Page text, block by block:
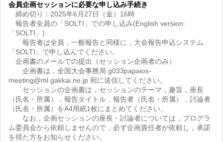
会員企画セッションに必要な申し込み手続き
締め切り：2025年6月27日（金）16時
報告者全員の「SOLTI」での申し込み(English version:
「SOLTI」)
報告者は全員，一般報告と同様に，大会報告申込システム
「SOLTI」で申し込んでください。
企画書のメールでの提出（セッション企画者のみ）
企画書は，全国大会事務局 g033papaios-
meeting@ml.gakkai.ne.jp 宛に送信してください。
セッションの企画書は，セッションのテーマ，趣旨，座長
（氏名・所属），報告タイトル，報告者（氏名・所属），討論者
（氏名・所属）をA4用紙1枚にまとめてください。
なお，企画セッションの座長・討論者については，プログラ
ム委員会から依頼しませんので，必ず企画責任者が依頼し，承諾
を得た方をお知らせください。